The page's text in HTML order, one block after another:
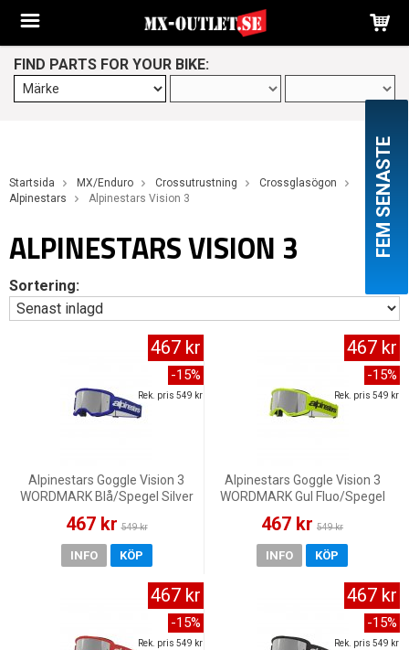
FIND PARTS FOR YOUR BIKE:
Startsida MX/Enduro Crossutrustning
Crossglasögon
Alpinestars
Alpinestars Vision 3
ALPINESTARS VISION 3
Sortering:
Alpinestars Goggle Vision 3
WORDMARK Blå/Spegel Silver
467 kr 549 kr
467 kr
-15%
Rek. pris 549 kr
INFO KÖP
Alpinestars Goggle Vision 3
WORDMARK Gul Fluo/Spegel
467 kr 549 kr
467 kr
-15%
Rek. pris 549 kr
INFO KÖP
467 kr
-15%
Rek. pris 549 kr
467 kr
-15%
Rek. pris 549 kr
FEM SENASTE